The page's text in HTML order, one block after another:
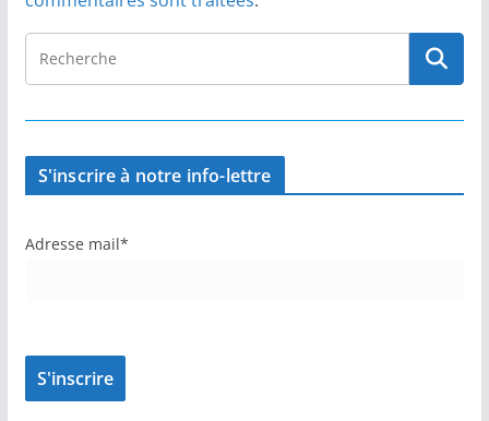
S'inscrire à notre info-lettre
Adresse mail*